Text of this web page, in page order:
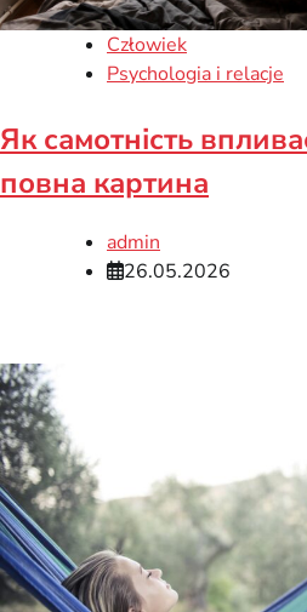
Człowiek
Psychologia i relacje
Як самотність
повна картина
admin
26.05.2026